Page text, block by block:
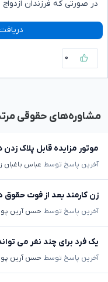
در صورتی که فرزندان
۰
مشاوره‌های حقوقی
موتور مزایده قابل پلاک
آخرین پاسخ توسط عباس باغبان
زن کارمند بعد از فوت حقوق
آخرین پاسخ توسط حسن آرین پور
یک فرد برای چند نفر می
آخرین پاسخ توسط حسن آرین پور